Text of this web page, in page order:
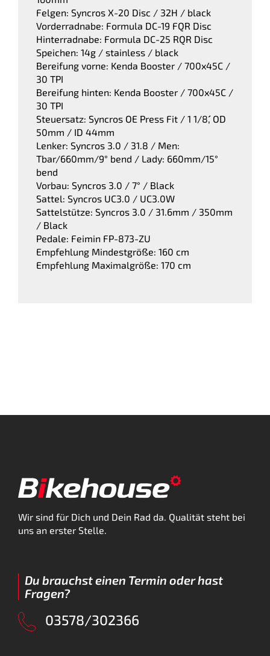
Felgen: Syncros X-20 Disc / 32H / black
Vorderradnabe: Formula DC-19 FQR Disc
Hinterradnabe: Formula DC-25 RQR Disc
Speichen: 14g / stainless / black
Bereifung vorne: Kenda Booster / 700x45C /
30 TPI
Bereifung hinten: Kenda Booster / 700x45C /
30 TPI
Steuersatz: Syncros OE Press Fit / 1 1/8´´, OD
50mm / ID 44mm
Lenker: Syncros 3.0 / 31.8 / Men:
Tbar/660mm/9° bend / Lady: 660mm/15°
bend
Vorbau: Syncros 3.0 / 7° / Black
Sattel: Syncros UC3.0 / UC3.0W
Sattelstütze: Syncros 3.0 / 31.6mm / 350mm
/ Black
Pedale: Feimin FP-873-ZU
Empfehlung Mindestgröße: 160 cm
Empfehlung Maximalgröße: 170 cm
Wir sind für Dich und Dein Rad da. Qualität steht bei
uns an erster Stelle.
Du brauchst einen Termin oder hast
Fragen?
03578/302366